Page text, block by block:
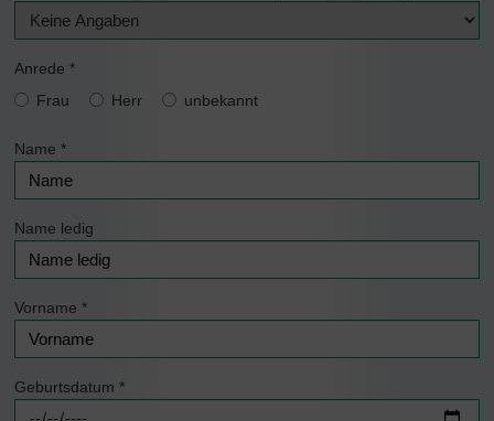
Anrede *
Frau
Herr unbekannt
Name *
Name ledig
Vorname *
Geburtsdatum *